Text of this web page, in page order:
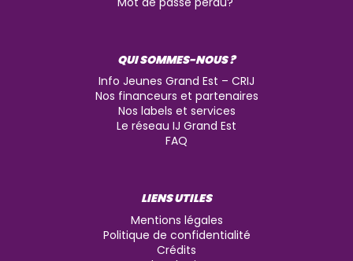
QUI SOMMES-NOUS ?
Info Jeunes Grand Est – CRIJ
Nos financeurs et partenaires
Nos labels et services
Le réseau IJ Grand Est
FAQ
LIENS UTILES
Mentions légales
Politique de confidentialité
Crédits